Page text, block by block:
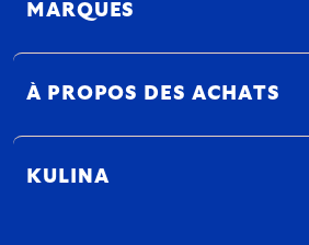
MARQUES
À PROPOS DES ACHATS
KULINA